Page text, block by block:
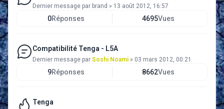
Dernier message par brand » 13 août 2012, 16:57
0Réponses 4695Vues
Compatibilité Tenga - L5A
Dernier message par Soshi Noami » 03 mars 2012, 00:21
9Réponses 8662Vues
Tenga